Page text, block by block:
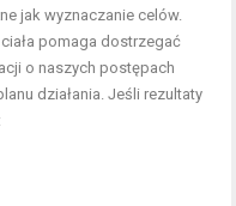
jak wyznaczanie celów.
pomaga dostrzegać
o naszych postępach
działania. Jeśli rezultaty